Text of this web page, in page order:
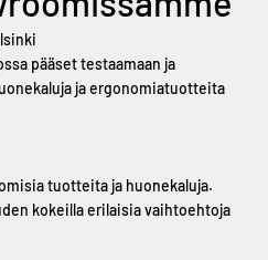
pääset testaamaan ja
ja ergonomiatuotteita
tuotteita ja huonekaluja.
kokeilla erilaisia ​​vaihtoehtoja